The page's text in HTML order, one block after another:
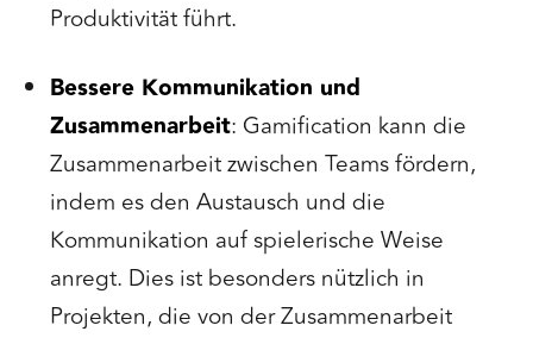
Produktivität führt.
Bessere Kommunikation und
Zusammenarbeit: Gamification kann die
Zusammenarbeit zwischen Teams fördern,
indem es den Austausch und die
Kommunikation auf spielerische Weise
anregt. Dies ist besonders nützlich in
Projekten, die von der Zusammenarbeit